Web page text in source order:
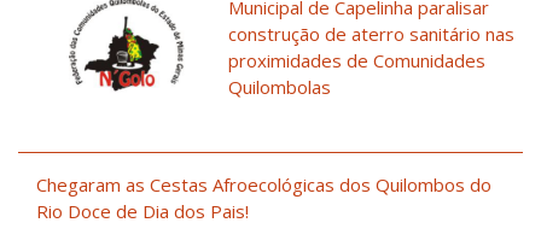
Municipal de Capelinha paralisar
construção de aterro sanitário nas
proximidades de Comunidades
Quilombolas
Chegaram as Cestas Afroecológicas dos Quilombos do
Rio Doce de Dia dos Pais!